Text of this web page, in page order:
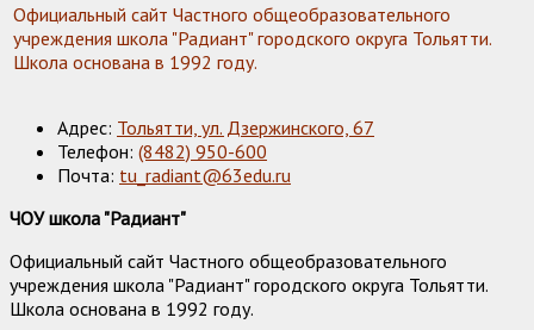
Официальный сайт Частного общеобразовательного
учреждения школа "Радиант" городского округа Тольятти.
Школа основана в 1992 году.
Адрес: Тольятти, ул. Дзержинского, 67
Телефон: (8482) 950-600
Почта: tu_radiant@63edu.ru
ЧОУ школа "Радиант"
Официальный сайт Частного общеобразовательного
учреждения школа "Радиант" городского округа Тольятти.
Школа основана в 1992 году.